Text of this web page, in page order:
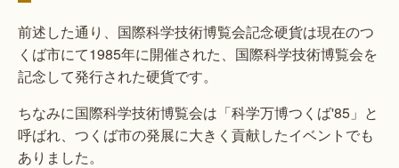
前述した通り、国際科学技術博覧会記念硬貨は現在のつ
くば市にて1985年に開催された、国際科学技術博覧会を
記念して発行された硬貨です。
ちなみに国際科学技術博覧会は「科学万博つくば'85」と
呼ばれ、つくば市の発展に大きく貢献したイベントでも
ありました。